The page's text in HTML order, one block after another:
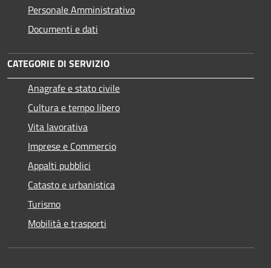
Personale Amministrativo
Documenti e dati
CATEGORIE DI SERVIZIO
Anagrafe e stato civile
Cultura e tempo libero
Vita lavorativa
Imprese e Commercio
Appalti pubblici
Catasto e urbanistica
Turismo
Mobilità e trasporti